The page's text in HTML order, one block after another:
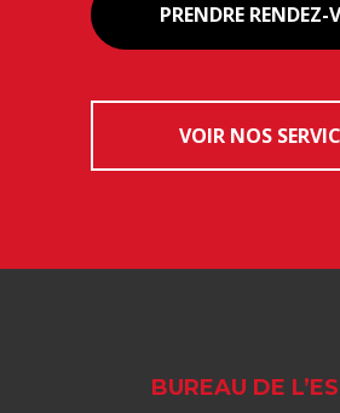
PRENDRE RENDEZ-
VOIR NOS
BUREAU DE